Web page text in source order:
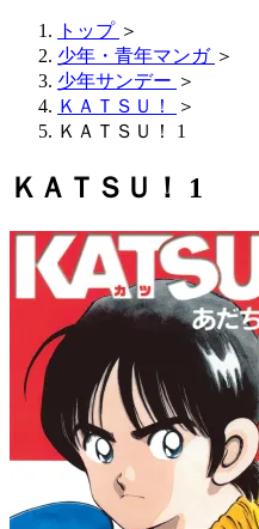
トップ ＞
少年・青年マンガ ＞
少年サンデー ＞
ＫＡＴＳＵ！
＞
ＫＡＴＳＵ！ 1
ＫＡＴＳＵ！ 1